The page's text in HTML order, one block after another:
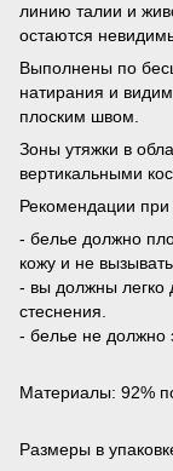
линию талии и
остаются
Выполнены по
натирания и
плоским швом.
Зоны утяжки в
вертикальными
Рекомендации
- белье должно
кожу и не
- вы должны легко
стеснения.
- белье не должно
Материалы: 92%
Размеры в